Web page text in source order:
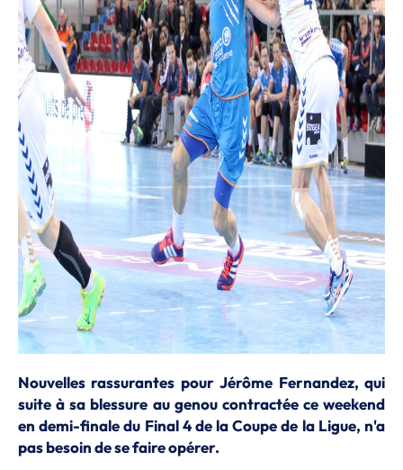
Nouvelles rassurantes pour Jérôme Fernandez, qui
suite à sa blessure au genou contractée ce weekend
en demi-finale du Final 4 de la Coupe de la Ligue, n'a
pas besoin de se faire opérer.